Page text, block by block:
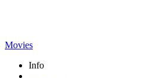
Movies
Info